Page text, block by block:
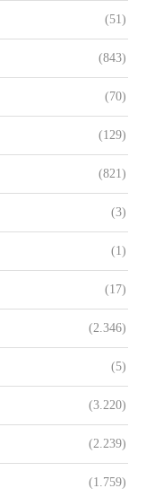
(51)
(843)
(70)
(129)
(821)
(3)
(1)
(17)
(2.346)
(5)
(3.220)
(2.239)
(1.759)